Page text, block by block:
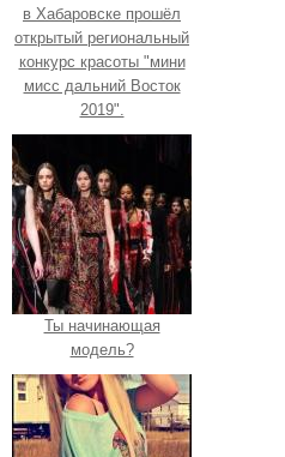
в Хабаровске прошёл
открытый региональный
конкурс красоты "мини
мисс дальний Восток
2019".
Ты начинающая
модель?